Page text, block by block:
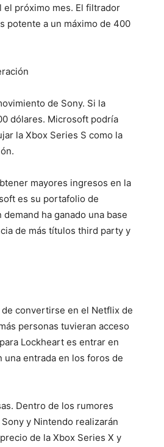
próximo mes. El filtrador
potente a un máximo de 400
de Sony. Si la
dólares. Microsoft podría
la Xbox Series S como la
mayores ingresos en la
es su portafolio de
ha ganado una base
de más títulos third party y
convertirse en el Netflix de
personas tuvieran acceso
Lockheart es entrar en
una entrada en los foros de
Dentro de los rumores
y Nintendo realizarán
de la Xbox Series X y